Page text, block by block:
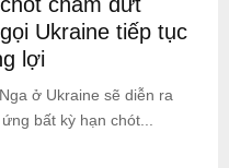
Ukraine tiếp tục
lợi
ở Ukraine sẽ diễn ra
bất kỳ hạn chót...